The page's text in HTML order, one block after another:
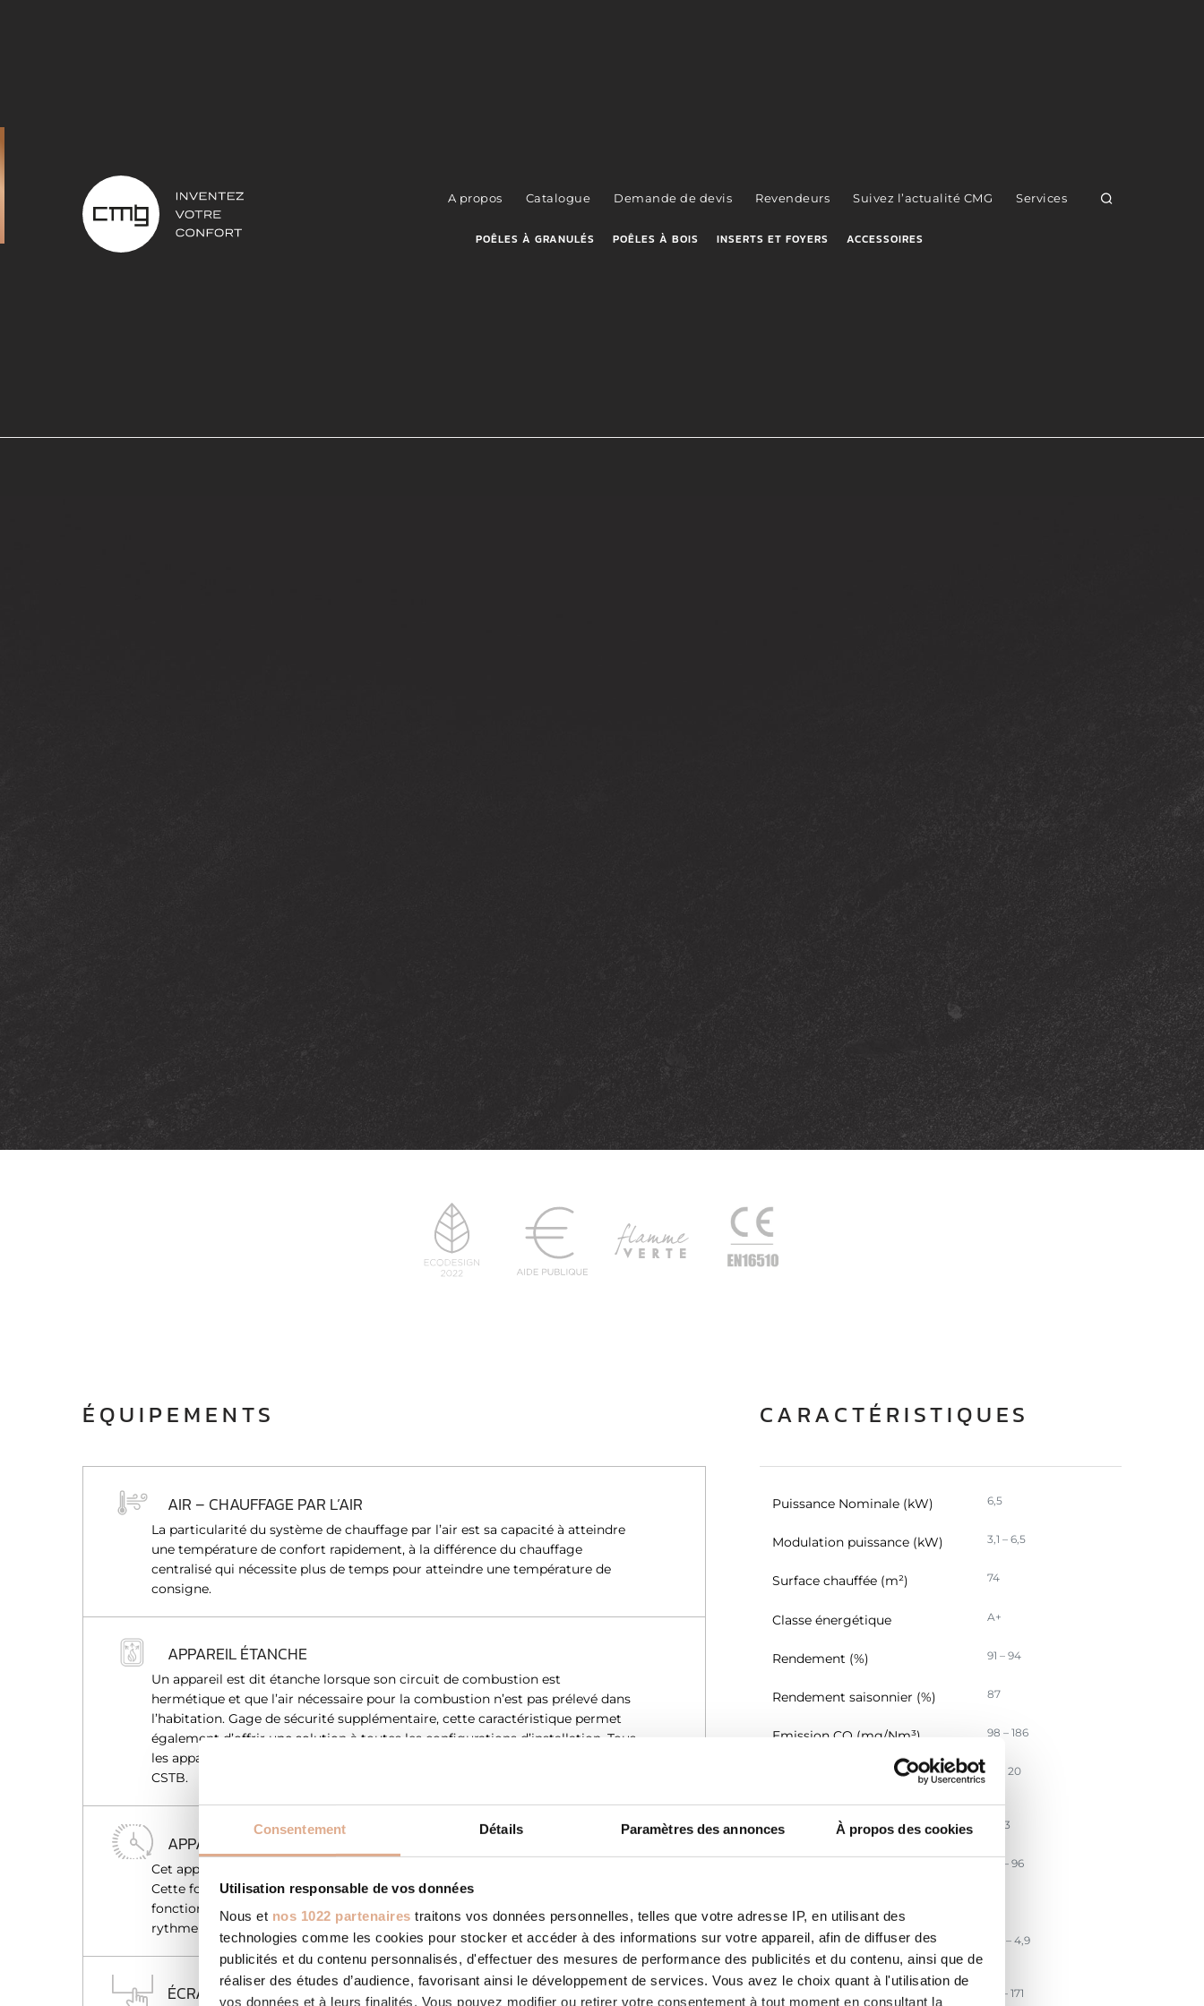
Consentement Détails Paramètres des annonces À propos des cookies
Utilisation responsable de vos données
Nous et nos 1022 partenaires traitons vos données personnelles, telles que votre adresse IP, en utilisant des
technologies comme les cookies pour stocker et accéder à des informations sur votre appareil, afin de diffuser des
publicités et du contenu personnalisés, d'effectuer des mesures de performance des publicités et du contenu, ainsi que de
réaliser des études d’audience, favorisant ainsi le développement de services. Vous avez le choix quant à l'utilisation de
vos données et à leurs finalités. Vous pouvez modifier ou retirer votre consentement à tout moment en consultant la
A propos Catalogue Demande de devis Revendeurs Suivez l’actualité CMG Services
POÊLES À GRANULÉS POÊLES À BOIS INSERTS ET FOYERS ACCESSOIRES
ÉQUIPEMENTS
AIR – CHAUFFAGE PAR L’AIR
La particularité du système de chauffage par l’air est sa capacité à atteindre
une température de confort rapidement, à la différence du chauffage
centralisé qui nécessite plus de temps pour atteindre une température de
consigne.
APPAREIL ÉTANCHE
Un appareil est dit étanche lorsque son circuit de combustion est
hermétique et que l’air nécessaire pour la combustion n’est pas prélevé dans
l’habitation. Gage de sécurité supplémentaire, cette caractéristique permet
également d’offrir une solution à toutes les configurations d’installation. Tous
les appareils étanches sont couverts par Avis Technique (DTA) délivré par le
CSTB.
APPAREIL PROGRAMMABLE
Cet appareil intègre une programmation des horaires de fonctionnement.
Cette fonction vous permet de choisir votre température de confort en
fonction de votre présence. L’appareil s’adapte par conséquent à votre
rythme de vie et optimise la consommation de combustible.
ÉCRAN TACTILE
CARACTÉRISTIQUES
Puissance Nominale (kW) 6,5
Modulation puissance (kW) 3,1 – 6,5
Surface chauffée (m²) 74
Classe énergétique A+
Rendement (%) 91 – 94
Rendement saisonnier (%) 87
Emission CO (mg/Nm³) 98 – 186
Emission particules PM
15 – 20
Emission COG (mg/Nm3) 2 – 3
87 – 96
Débit massique des fumées
(g/s)
3,0 – 4,9
Température des fumées (°C) 96 – 171